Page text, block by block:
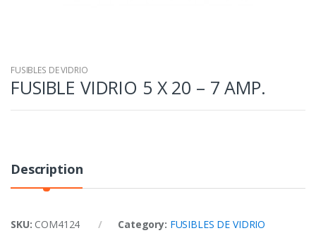
FUSIBLES DE VIDRIO
FUSIBLE VIDRIO 5 X 20 – 7 AMP.
Description
SKU: COM4124 Category: FUSIBLES DE VIDRIO